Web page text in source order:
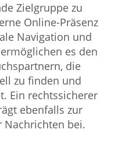
Zielgruppe zu
Online-Präsenz
Navigation und
es den
die
zu finden und
Ein rechtssicherer
ebenfalls zur
Nachrichten bei.